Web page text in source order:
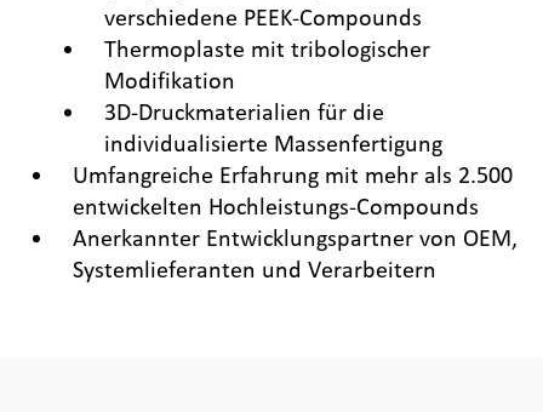
verschiedene PEEK-Compounds
Thermoplaste mit tribologischer
Modifikation
3D-Druckmaterialien für die
individualisierte Massenfertigung
Umfangreiche Erfahrung mit mehr als 2.500
entwickelten Hochleistungs-Compounds
Anerkannter Entwicklungspartner von OEM,
Systemlieferanten und Verarbeitern